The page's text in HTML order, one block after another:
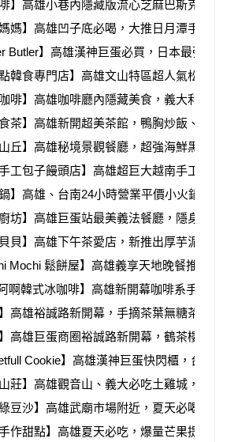
啡】高雄小巷內隱藏版流心芝麻巴斯克，
媽媽】高雄凹子底必喝，大推日月潭手採
Butler】高雄漢神巨蛋必買，日本最強費
點韓食專門店】高雄文山特區超人氣松葉
咖啡】高雄咖啡廳內隱藏美食，義大利麵
食茶】高雄新開超美茶館，鴨胸炒飯、甲
山丘】高雄秘境景觀餐廳，超強海鮮黑金
手工包子饅頭店】高雄超巨大越南手工海
鍋】高雄、台南24小時營業平價小火鍋，
廚坊】高雄巨蛋站最美義法餐廳，隱身帕
貝貝】高雄下午茶愛店，新推出厚芋泥、
Mochi 鬆餅屋】高雄義享天地晚餐推薦！
阿啊韓式冰咖啡】高雄新開幕咖啡系手搖
】高雄裕誠路新開幕，手摘茶葉無糖茶、
】高雄巨蛋商圈裕誠路新開幕，鶴茶樓新
Cookie】高雄漢神巨蛋快閃櫃，台中
山莊】高雄觀音山、義大必吃土雞城，火
綠豆沙】高雄武廟市場附近，夏天必喝綠
手作甜點】高雄夏天必吃，爆量芒果提拉